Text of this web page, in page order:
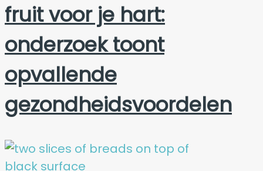
fruit voor je hart:
onderzoek toont
opvallende
gezondheidsvoordelen